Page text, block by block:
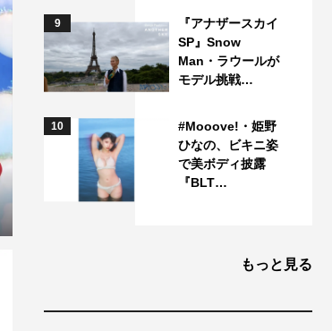
9
『アナザースカイ
SP』Snow
Man・ラウールが
モデル挑戦…
10
#Mooove!・姫野
ひなの、ビキニ姿
で美ボディ披露
『BLT…
もっと見る